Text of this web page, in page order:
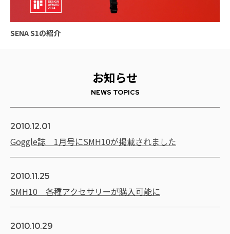
SENA S1の紹介
お知らせ
NEWS TOPICS
2010.12.01
Goggle誌 1月号にSMH10が掲載されました
2010.11.25
SMH10 各種アクセサリーが購入可能に
2010.10.29